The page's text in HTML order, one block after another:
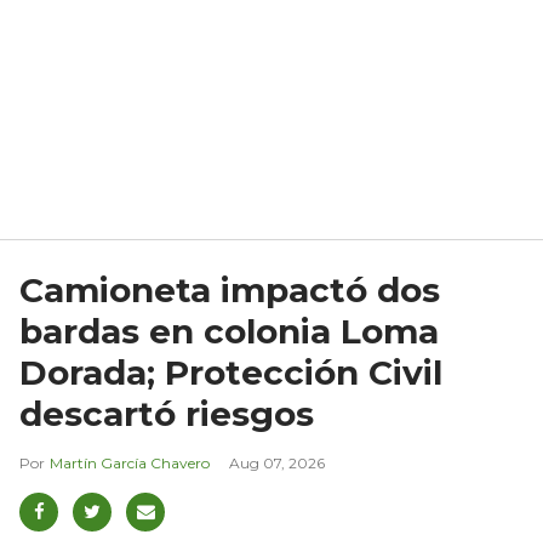
Camioneta impactó dos
bardas en colonia Loma
Dorada; Protección Civil
descartó riesgos
Martín García Chavero Aug 07, 2026